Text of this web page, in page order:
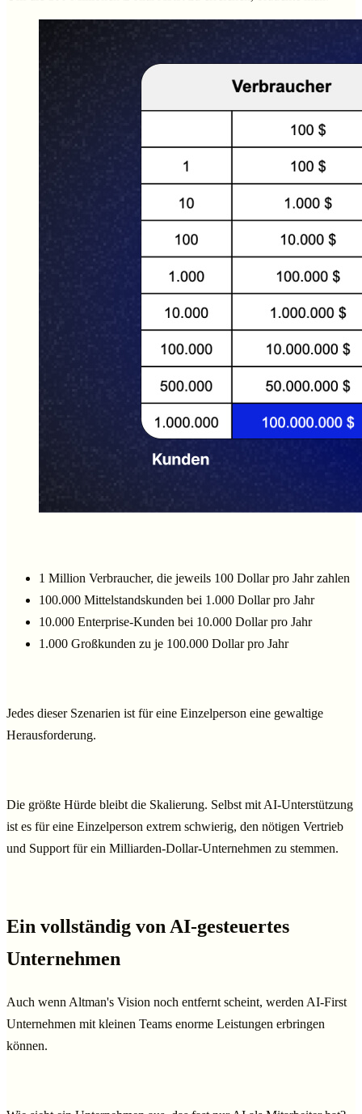
1 Million Verbraucher, die jeweils 100 Dollar pro Jahr zahlen
100.000 Mittelstandskunden bei 1.000 Dollar pro Jahr
10.000 Enterprise-Kunden bei 10.000 Dollar pro Jahr
1.000 Großkunden zu je 100.000 Dollar pro Jahr
Jedes dieser Szenarien ist für eine Einzelperson eine gewaltige
Herausforderung.
Die größte Hürde bleibt die Skalierung. Selbst mit AI-Unterstützung
ist es für eine Einzelperson extrem schwierig, den nötigen Vertrieb
und Support für ein Milliarden-Dollar-Unternehmen zu stemmen.
Ein vollständig von AI-gesteuertes
Unternehmen‍
Auch wenn Altman's Vision noch entfernt scheint, werden AI-First
Unternehmen mit kleinen Teams enorme Leistungen erbringen
können.